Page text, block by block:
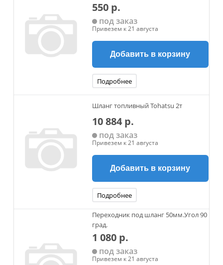
550 р.
под заказ
Привезем к 21 августа
Добавить в корзину
Подробнее
Шланг топливный Tohatsu 2т
10 884 р.
под заказ
Привезем к 21 августа
Добавить в корзину
Подробнее
Переходник под шланг 50мм.Угол 90
град.
1 080 р.
под заказ
Привезем к 21 августа